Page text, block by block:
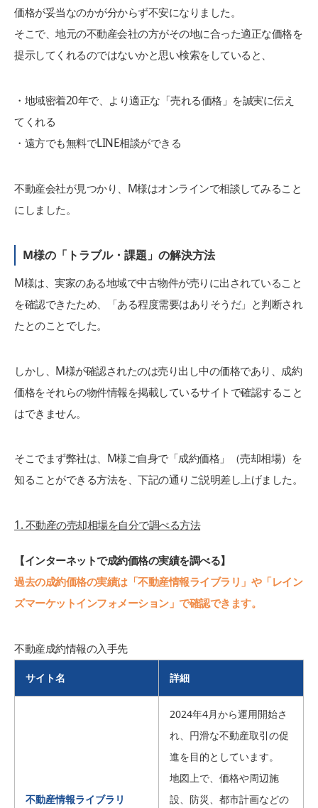
価格が妥当なのかが分からず不安になりました。
そこで、地元の不動産会社の方がその地に合った適正な価格を
提示してくれるのではないかと思い検索をしていると、
・地域密着20年で、より適正な「売れる価格」を誠実に伝え
てくれる
・遠方でも無料でLINE相談ができる
不動産会社が見つかり、M様はオンラインで相談してみること
にしました。
M様の「トラブル・課題」の解決方法
M様は、実家のある地域で中古物件が売りに出されていること
を確認できたため、「ある程度需要はありそうだ」と判断され
たとのことでした。
しかし、M様が確認されたのは売り出し中の価格であり、成約
価格をそれらの物件情報を掲載しているサイトで確認すること
はできません。
そこでまず弊社は、M様ご自身で「成約価格」（売却相場）を
知ることができる方法を、下記の通りご説明差し上げました。
1. 不動産の売却相場を自分で調べる方法
【インターネットで成約価格の実績を調べる】
過去の成約価格の実績は「不動産情報ライブラリ」や「レイン
ズマーケットインフォメーション」で確認できます。
不動産成約情報の入手先
サイト名 詳細
不動産情報ライブラリ
2024年4月から運用開始さ
れ、円滑な不動産取引の促
進を目的としています。
地図上で、価格や周辺施
設、防災、都市計画などの